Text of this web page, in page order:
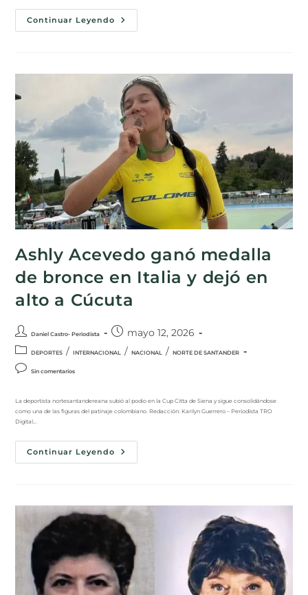
Continuar Leyendo
Ashly Acevedo ganó medalla
de bronce en Italia y dejó en
alto a Cúcuta
Daniel Castro- Periodista mayo 12, 2026
DEPORTES / INTERNACIONAL / NACIONAL / NORTE DE SANTANDER
Sin comentarios
La deportista nortesantandereana subió al podio en la Cup Citta de Siena y sigue consolidándose
como una de las figuras del patinaje colombiano. Redacción: Karilyn Guerrero – Periodista TRO
Digital…
Continuar Leyendo